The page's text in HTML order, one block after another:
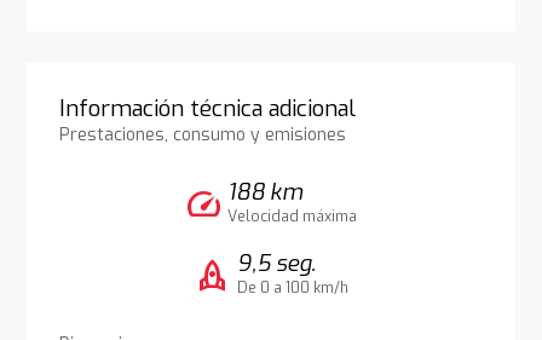
Información técnica adicional
Prestaciones, consumo y emisiones
speed 188 km
Velocidad máxima
rocket 9,5 seg.
De 0 a 100 km/h